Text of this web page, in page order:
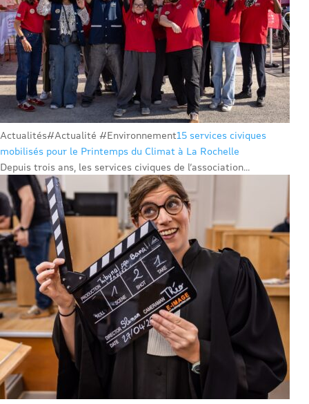
Actualités#Actualité #Environnement15 services civiques
mobilisés pour le Printemps du Climat à La Rochelle
Depuis trois ans, les services civiques de l’association...